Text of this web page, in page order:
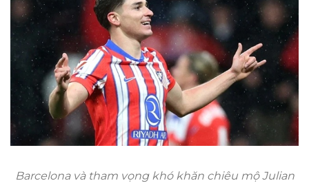
Barcelona và tham vọng khó khăn chiêu mộ Julian